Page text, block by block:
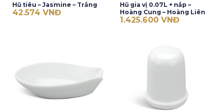
Hũ tiêu – Jasmine – Trắng
42.574 VNĐ
Hũ gia vị 0.07L + nắp –
Hoàng Cung – Hoàng Liên
1.425.600 VNĐ